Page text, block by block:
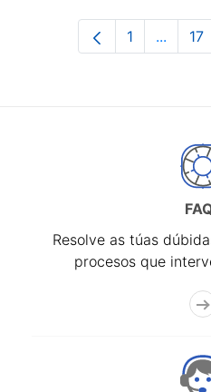
Páxina
1 ... 17
Resolve as túas
procesos que